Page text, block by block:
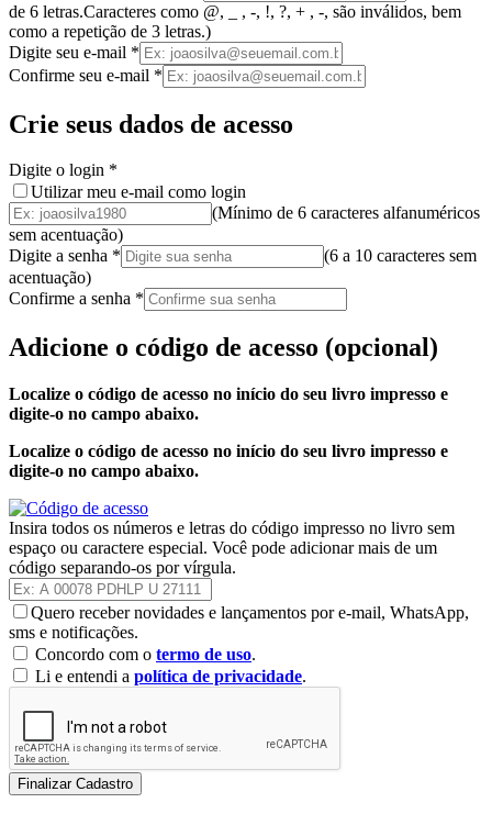
de 6 letras.Caracteres como @, _ , -, !, ?, + , -, são inválidos, bem
como a repetição de 3 letras.)
Digite seu e-mail *
Confirme seu e-mail *
Crie seus dados de acesso
Digite o login *
Utilizar meu e-mail como login
(Mínimo de 6 caracteres alfanuméricos
sem acentuação)
Digite a senha * (6 a 10 caracteres sem
acentuação)
Confirme a senha *
Adicione o código de acesso (opcional)
Localize o código de acesso no início do seu livro impresso e
digite-o no campo abaixo.
Localize o código de acesso no início do seu livro impresso e
digite-o no campo abaixo.
Insira todos os números e letras do código impresso no livro sem
espaço ou caractere especial. Você pode adicionar mais de um
código separando-os por vírgula.
Quero receber novidades e lançamentos por e-mail, WhatsApp,
sms e notificações.
Concordo com o termo de uso.
Li e entendi a política de privacidade.